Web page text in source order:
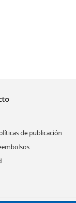
de publicación